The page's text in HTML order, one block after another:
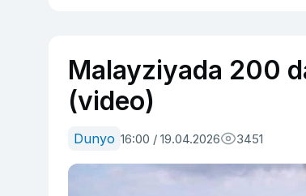
Malayziyada 200
(video)
Dunyo 16:00 / 19.04.2026 3451